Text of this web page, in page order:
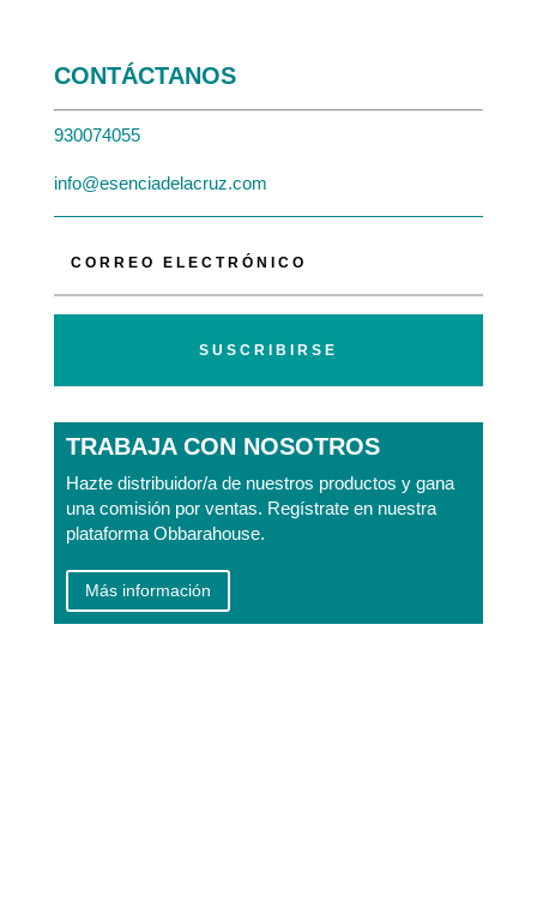
CONTÁCTANOS
930074055
info@esenciadelacruz.com
SUSCRIBIRSE
TRABAJA CON NOSOTROS
Hazte distribuidor/a de nuestros productos y gana
una comisión por ventas. Regístrate en nuestra
plataforma Obbarahouse.
Más información